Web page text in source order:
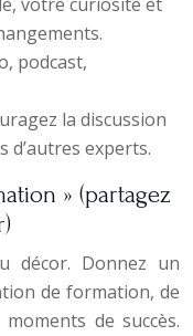
podcast,
la discussion
d’autres experts.
» (partagez
décor. Donnez un
de formation, de
de succès.